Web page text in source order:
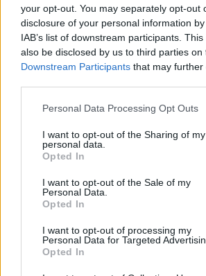
your opt-out. You may separately opt-out
disclosure of your personal information
IAB’s list of downstream participants.
also be disclosed by us to third parties on
Downstream Participants that may
Please note that this website/app uses
not limited to your visit or usage
grant or deny consent to Google and its
use your data for below specified
consent section.
Personal Data Processing Opt Outs
I want to opt-out of the Sharing of my
personal data.
Opted In
I want to opt-out of the Sale of my
Personal Data.
Opted In
I want to opt-out of processing my
Personal Data for Targeted
Opted In
quotidiane misurabili e
AUTORE
Ilaria Galli
Ilaria Galli ha firmato il desk
caso amministrativo triestino
atti al Municipio, sostenendo
di rigore documentale. Editor
un tratto unico: colleziona